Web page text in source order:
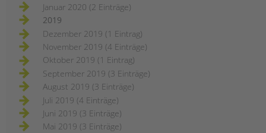
Januar 2020 (2 Einträge)
2019
Dezember 2019 (1 Eintrag)
November 2019 (4 Einträge)
Oktober 2019 (1 Eintrag)
September 2019 (3 Einträge)
August 2019 (3 Einträge)
Juli 2019 (4 Einträge)
Juni 2019 (3 Einträge)
Mai 2019 (3 Einträge)